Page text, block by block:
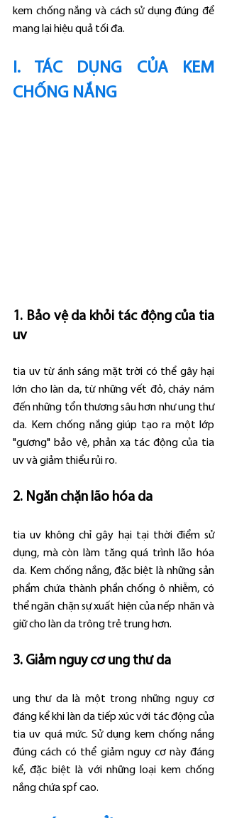
kem chống nắng và cách sử dụng đúng để
mang lại hiệu quả tối đa.
I. TÁC DỤNG CỦA KEM
CHỐNG NẮNG
1. Bảo vệ da khỏi tác động của tia
uv
tia uv từ ánh sáng mặt trời có thể gây hại
lớn cho làn da, từ những vết đỏ, cháy nám
đến những tổn thương sâu hơn như ung thư
da. Kem chống nắng giúp tạo ra một lớp
"gương" bảo vệ, phản xạ tác động của tia
uv và giảm thiểu rủi ro.
2. Ngăn chặn lão hóa da
tia uv không chỉ gây hại tại thời điểm sử
dụng, mà còn làm tăng quá trình lão hóa
da. Kem chống nắng, đặc biệt là những sản
phẩm chứa thành phần chống ô nhiễm, có
thể ngăn chặn sự xuất hiện của nếp nhăn và
giữ cho làn da trông trẻ trung hơn.
3. Giảm nguy cơ ung thư da
ung thư da là một trong những nguy cơ
đáng kể khi làn da tiếp xúc với tác động của
tia uv quá mức. Sử dụng kem chống nắng
đúng cách có thể giảm nguy cơ này đáng
kể, đặc biệt là với những loại kem chống
nắng chứa spf cao.